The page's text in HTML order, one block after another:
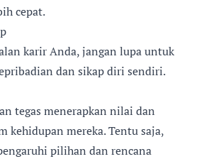
cepat.
karir Anda, jangan lupa untuk
dan sikap diri sendiri.
tegas menerapkan nilai dan
kehidupan mereka. Tentu saja,
pilihan dan rencana